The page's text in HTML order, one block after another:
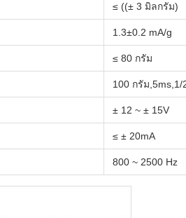
≤ ((± 3 มิลกรัม)
1.3±0.2 mA/g
≤ 80 กรัม
100 กรัม,5ms,1/
± 12 ~ ± 15V
≤ ± 20mA
800 ~ 2500 Hz